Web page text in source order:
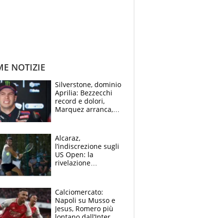
NOTIZIE
Silverstone, dominio
Aprilia: Bezzecchi
record e dolori,
Marquez arranca,
Alcaraz,
l’indiscrezione sugli
US Open: la
rivelazione
B. Rune verso la
rinuncia
Calciomercato:
Napoli su Musso e
Jesus, Romero più